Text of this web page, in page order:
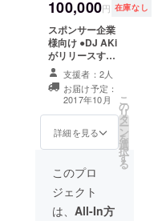
位にランク
インしてい
る。
ミュージックビ
デオのエンド
ロールにお名前
を記載 ●DJ AKi
が選ぶチェコの
お土産 ●チェコ
料理をたべなが
ら Let It Roll の
思い出話を聞く
100,000円 在庫なし
スポンサー企業
様向け ●DJ AKi
がリリースする
ミュージックビ
デオのエンド
ロールにロゴを
表記
支援者：2人
お届け予定：
2017年10月
詳細を見る
こ
の
リ
タ
ー
ン
を
選
択
す
る
このプロ
ジェクト
は、 All-In方